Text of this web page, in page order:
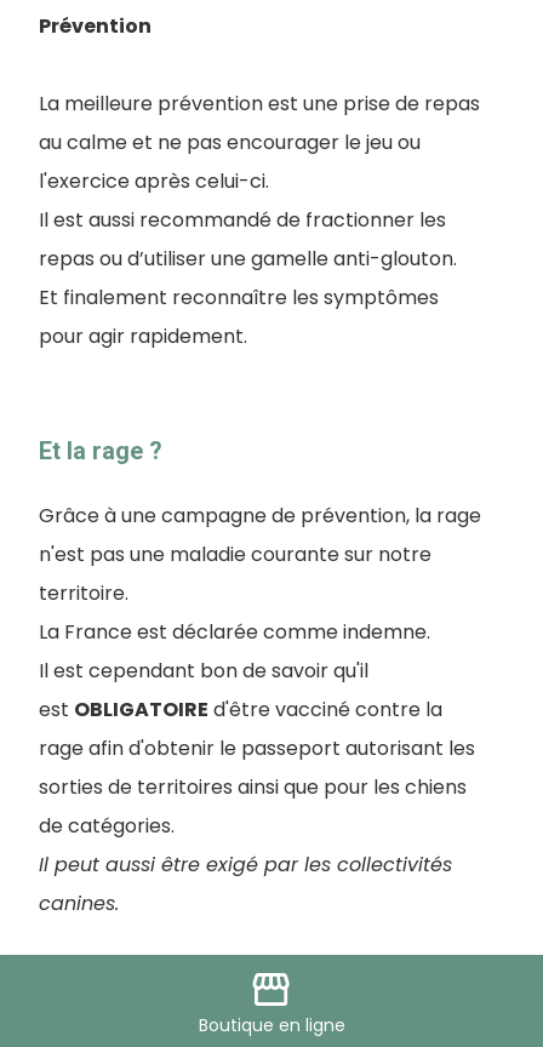
Prévention
La meilleure prévention est une prise de repas
au calme et ne pas encourager le jeu ou
l'exercice après celui-ci.
Il est aussi recommandé de fractionner les
repas ou d’utiliser une gamelle anti-glouton.
Et finalement reconnaître les symptômes
pour agir rapidement.
Et la rage ?
Grâce à une campagne de prévention, la rage
n'est pas une maladie courante sur notre
territoire.
La France est déclarée comme indemne.
Il est cependant bon de savoir qu'il
est OBLIGATOIRE d'être vacciné contre la
rage afin d'obtenir le passeport autorisant les
sorties de territoires ainsi que pour les chiens
de catégories.
Il peut aussi être exigé par les collectivités
canines.
Conclusion - Maladie du chien
storefront
Boutique en ligne